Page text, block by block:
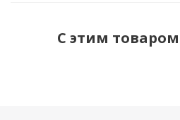
С этим